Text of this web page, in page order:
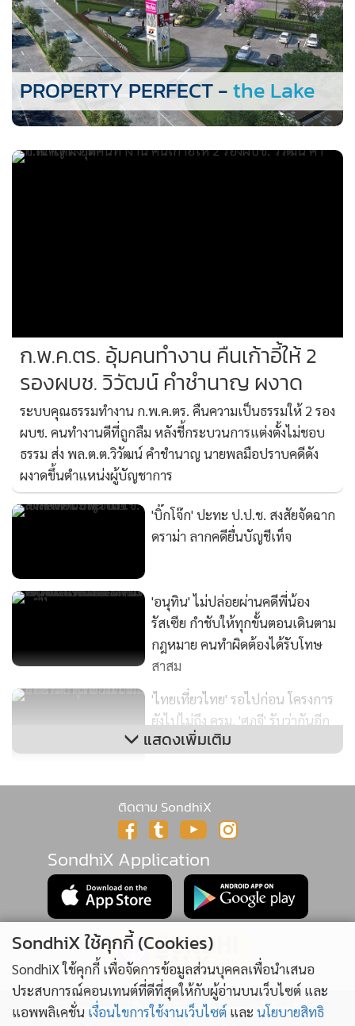
PROPERTY PERFECT -the Lake
ก.พ.ค.ตร. อุ้มคนทำงาน คืนเก้าอี้ให้ 2
รองผบช. วิวัฒน์ คำชำนาญ ผงาด
ระบบคุณธรรมทำงาน ก.พ.ค.ตร. คืนความเป็นธรรมให้ 2 รอง
ผบช. คนทำงานดีที่ถูกลืม หลังชี้กระบวนการแต่งตั้งไม่ชอบ
ธรรม ส่ง พล.ต.ต.วิวัฒน์ คำชำนาญ นายพลมือปราบคดีดัง
ผงาดขึ้นตำแหน่งผู้บัญชาการ
'บิ๊กโจ๊ก' ปะทะ ป.ป.ช. สงสัยจัดฉาก
ดราม่า ลากคดียื่นบัญชีเท็จ
'อนุทิน' ไม่ปล่อยผ่านคดีพี่น้อง
รัสเซีย กำชับให้ทุกขั้นตอนเดินตาม
กฎหมาย คนทำผิดต้องได้รับโทษ
สาสม
'ไทยเที่ยวไทย' รอไปก่อน โครงการ
ยังไปไม่ถึง ครม. 'ศุภจี' รับว่ากันอีก
ยาว
ยิ่งขุดยิ่งเจอ ปมปัญหางบปี 70
ข้องใจกระจุกตัวอีสานใต้ 'ศิริกัญญา'
แสดงเพิ่มเติม
ติดตาม SondhiX
SondhiX Application
นโยบายความเป็นส่วนตัว
นโยบายการใช้คุกกี้
SondhiX ใช้คุกกี้ (Cookies)
SondhiX ใช้คุกกี้ เพื่อจัดการข้อมูลส่วนบุคคลเพื่อนำเสนอ
ประสบการณ์คอนเทนต์ที่ดีที่สุดให้กับผู้อ่านบนเว็บไซต์ และ
แอพพลิเคชั่น เงื่อนไขการใช้งานเว็บไซต์ และ นโยบายสิทธิ